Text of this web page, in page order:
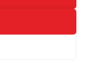
funkce.
pouze na
a odvolání
s